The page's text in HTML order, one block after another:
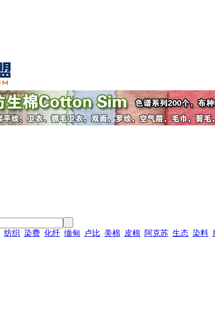
纺织 染费 化纤 缅甸 卢比 美棉 皮棉 阿克苏 生态 染料